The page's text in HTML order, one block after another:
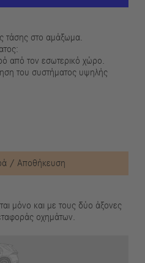
τάσης στο αμάξωμα.
από τον εσωτερικό χώρο.
του συστήματος υψηλής
/ Αποθήκευση
μόνο και με τους δύο άξονες
οχημάτων.